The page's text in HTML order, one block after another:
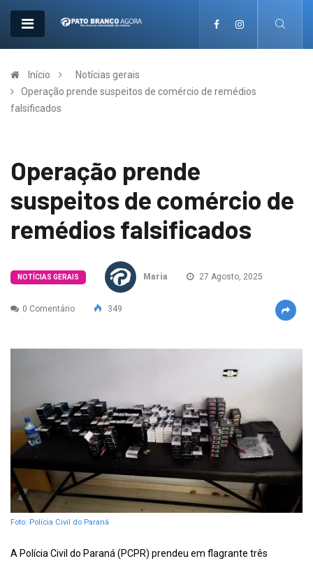
Início
Notícias gerais
Operação prende suspeitos de comércio de remédios
falsificados
Operação prende
suspeitos de comércio de
remédios falsificados
NOTÍCIAS GERAIS Maria 27 Agosto, 2025
0 Comentário 349
Foto: Polícia Civil do Paraná
A Polícia Civil do Paraná (PCPR) prendeu em flagrante três